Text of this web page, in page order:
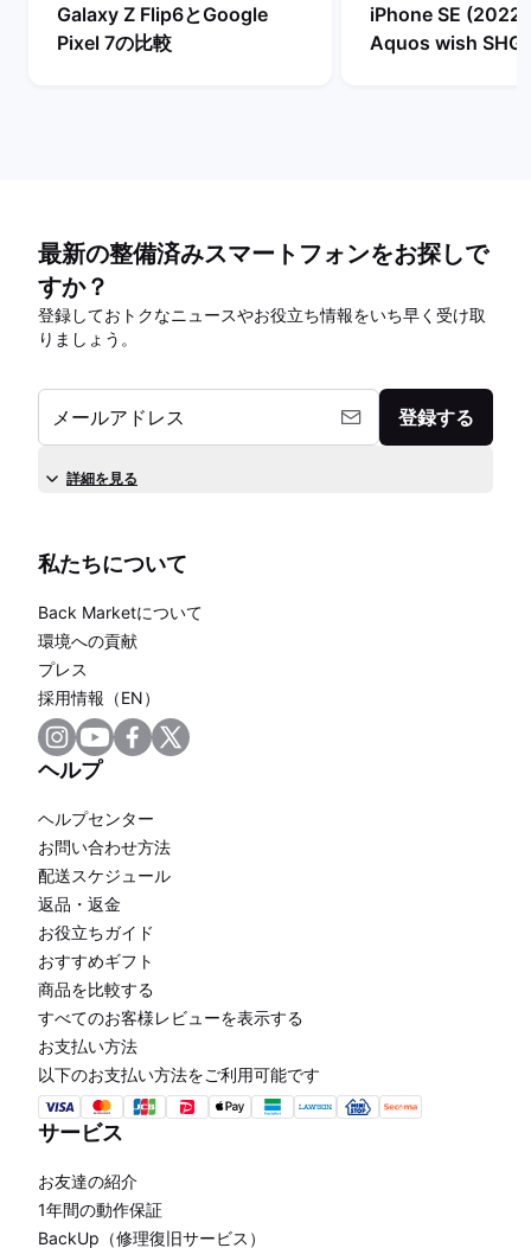
Galaxy Z Flip6とGoogle
Pixel 7の比較
iPhone SE
Aquos wish
最新の整備済みスマートフォンをお探しで
すか？
登録しておトクなニュースやお役立ち情報をいち早く受け取
りましょう。
メールアドレス 登録する
詳細を見る
私たちについて
Back Marketについて
環境への貢献
プレス
採用情報（EN）
ヘルプ
ヘルプセンター
お問い合わせ方法
配送スケジュール
返品・返金
お役立ちガイド
おすすめギフト
商品を比較する
すべてのお客様レビューを表示する
お支払い方法
以下のお支払い方法をご利用可能です
サービス
お友達の紹介
1年間の動作保証
BackUp（修理復旧サービス）